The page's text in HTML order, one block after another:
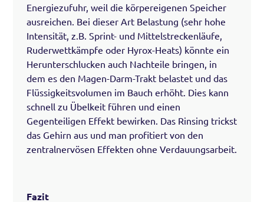
Energiezufuhr, weil die körpereigenen Speicher
ausreichen. Bei dieser Art Belastung (sehr hohe
Intensität, z.B. Sprint- und Mittelstreckenläufe,
Ruderwettkämpfe oder Hyrox-Heats) könnte ein
Herunterschlucken auch Nachteile bringen, in
dem es den Magen-Darm-Trakt belastet und das
Flüssigkeitsvolumen im Bauch erhöht. Dies kann
schnell zu Übelkeit führen und einen
Gegenteiligen Effekt bewirken. Das Rinsing trickst
das Gehirn aus und man profitiert von den
zentralnervösen Effekten ohne Verdauungsarbeit.
Fazit